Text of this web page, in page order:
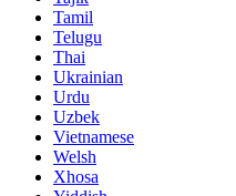
Tamil
Telugu
Thai
Ukrainian
Urdu
Uzbek
Vietnamese
Welsh
Xhosa